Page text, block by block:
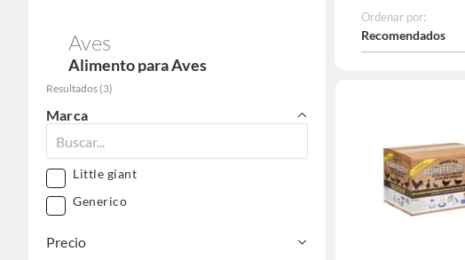
Aves
Alimento para Aves
Resultados (3)
Marca
Little giant
Generico
Precio
Ordenar por:
Recomendados